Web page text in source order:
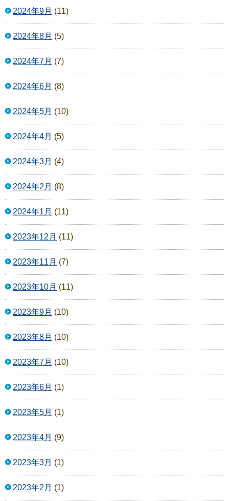
2024年9月 (11)
2024年8月 (5)
2024年7月 (7)
2024年6月 (8)
2024年5月 (10)
2024年4月 (5)
2024年3月 (4)
2024年2月 (8)
2024年1月 (11)
2023年12月 (11)
2023年11月 (7)
2023年10月 (11)
2023年9月 (10)
2023年8月 (10)
2023年7月 (10)
2023年6月 (1)
2023年5月 (1)
2023年4月 (9)
2023年3月 (1)
2023年2月 (1)